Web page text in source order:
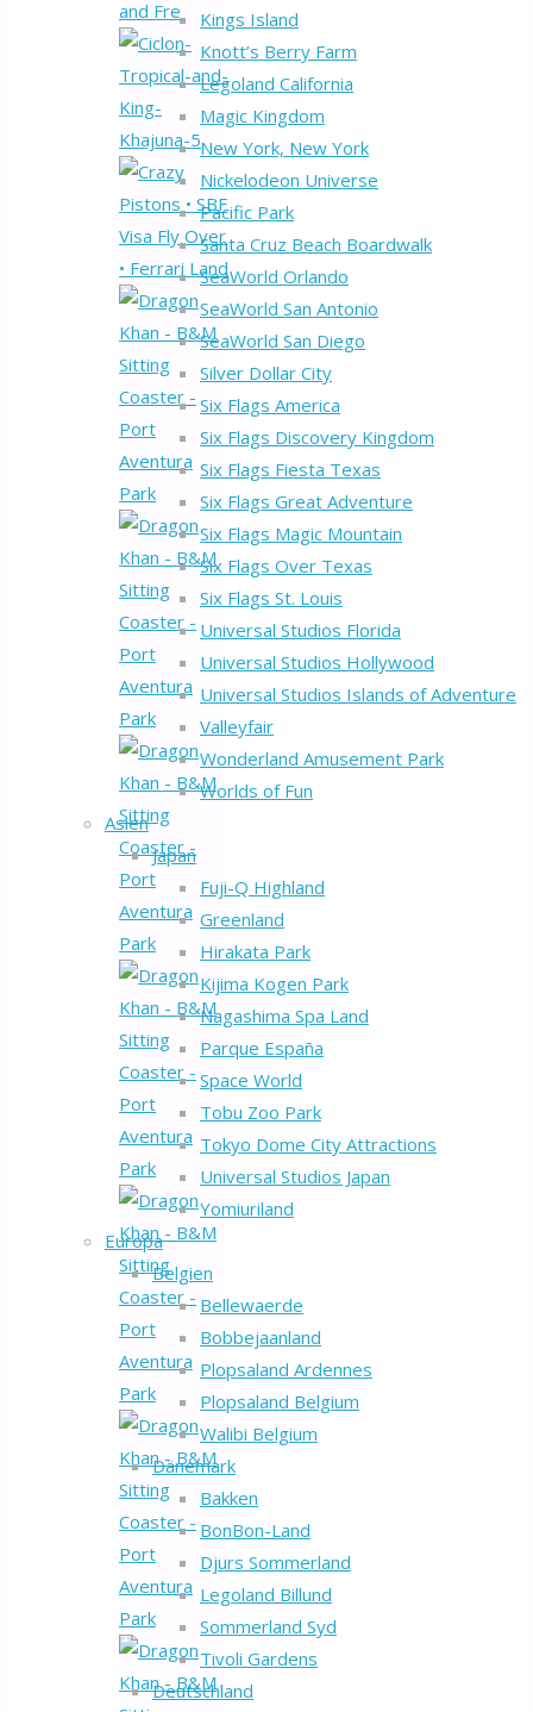
Kings Island
Knott’s Berry Farm
Legoland California
Magic Kingdom
New York, New York
Nickelodeon Universe
Pacific Park
Santa Cruz Beach Boardwalk
SeaWorld Orlando
SeaWorld San Antonio
SeaWorld San Diego
Silver Dollar City
Six Flags America
Six Flags Discovery Kingdom
Six Flags Fiesta Texas
Six Flags Great Adventure
Six Flags Magic Mountain
Six Flags Over Texas
Six Flags St. Louis
Universal Studios Florida
Universal Studios Hollywood
Universal Studios Islands of Adventure
Valleyfair
Wonderland Amusement Park
Worlds of Fun
Asien
Japan
Fuji-Q Highland
Greenland
Hirakata Park
Kijima Kogen Park
Nagashima Spa Land
Parque España
Space World
Tobu Zoo Park
Tokyo Dome City Attractions
Universal Studios Japan
Yomiuriland
Europa
Belgien
Bellewaerde
Bobbejaanland
Plopsaland Ardennes
Plopsaland Belgium
Walibi Belgium
Dänemark
Bakken
BonBon-Land
Djurs Sommerland
Legoland Billund
Sommerland Syd
Tivoli Gardens
Deutschland